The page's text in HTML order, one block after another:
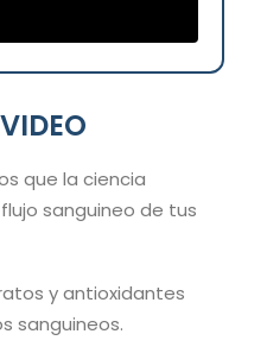
que la ciencia
sanguineo de tus
y antioxidantes
sanguineos.